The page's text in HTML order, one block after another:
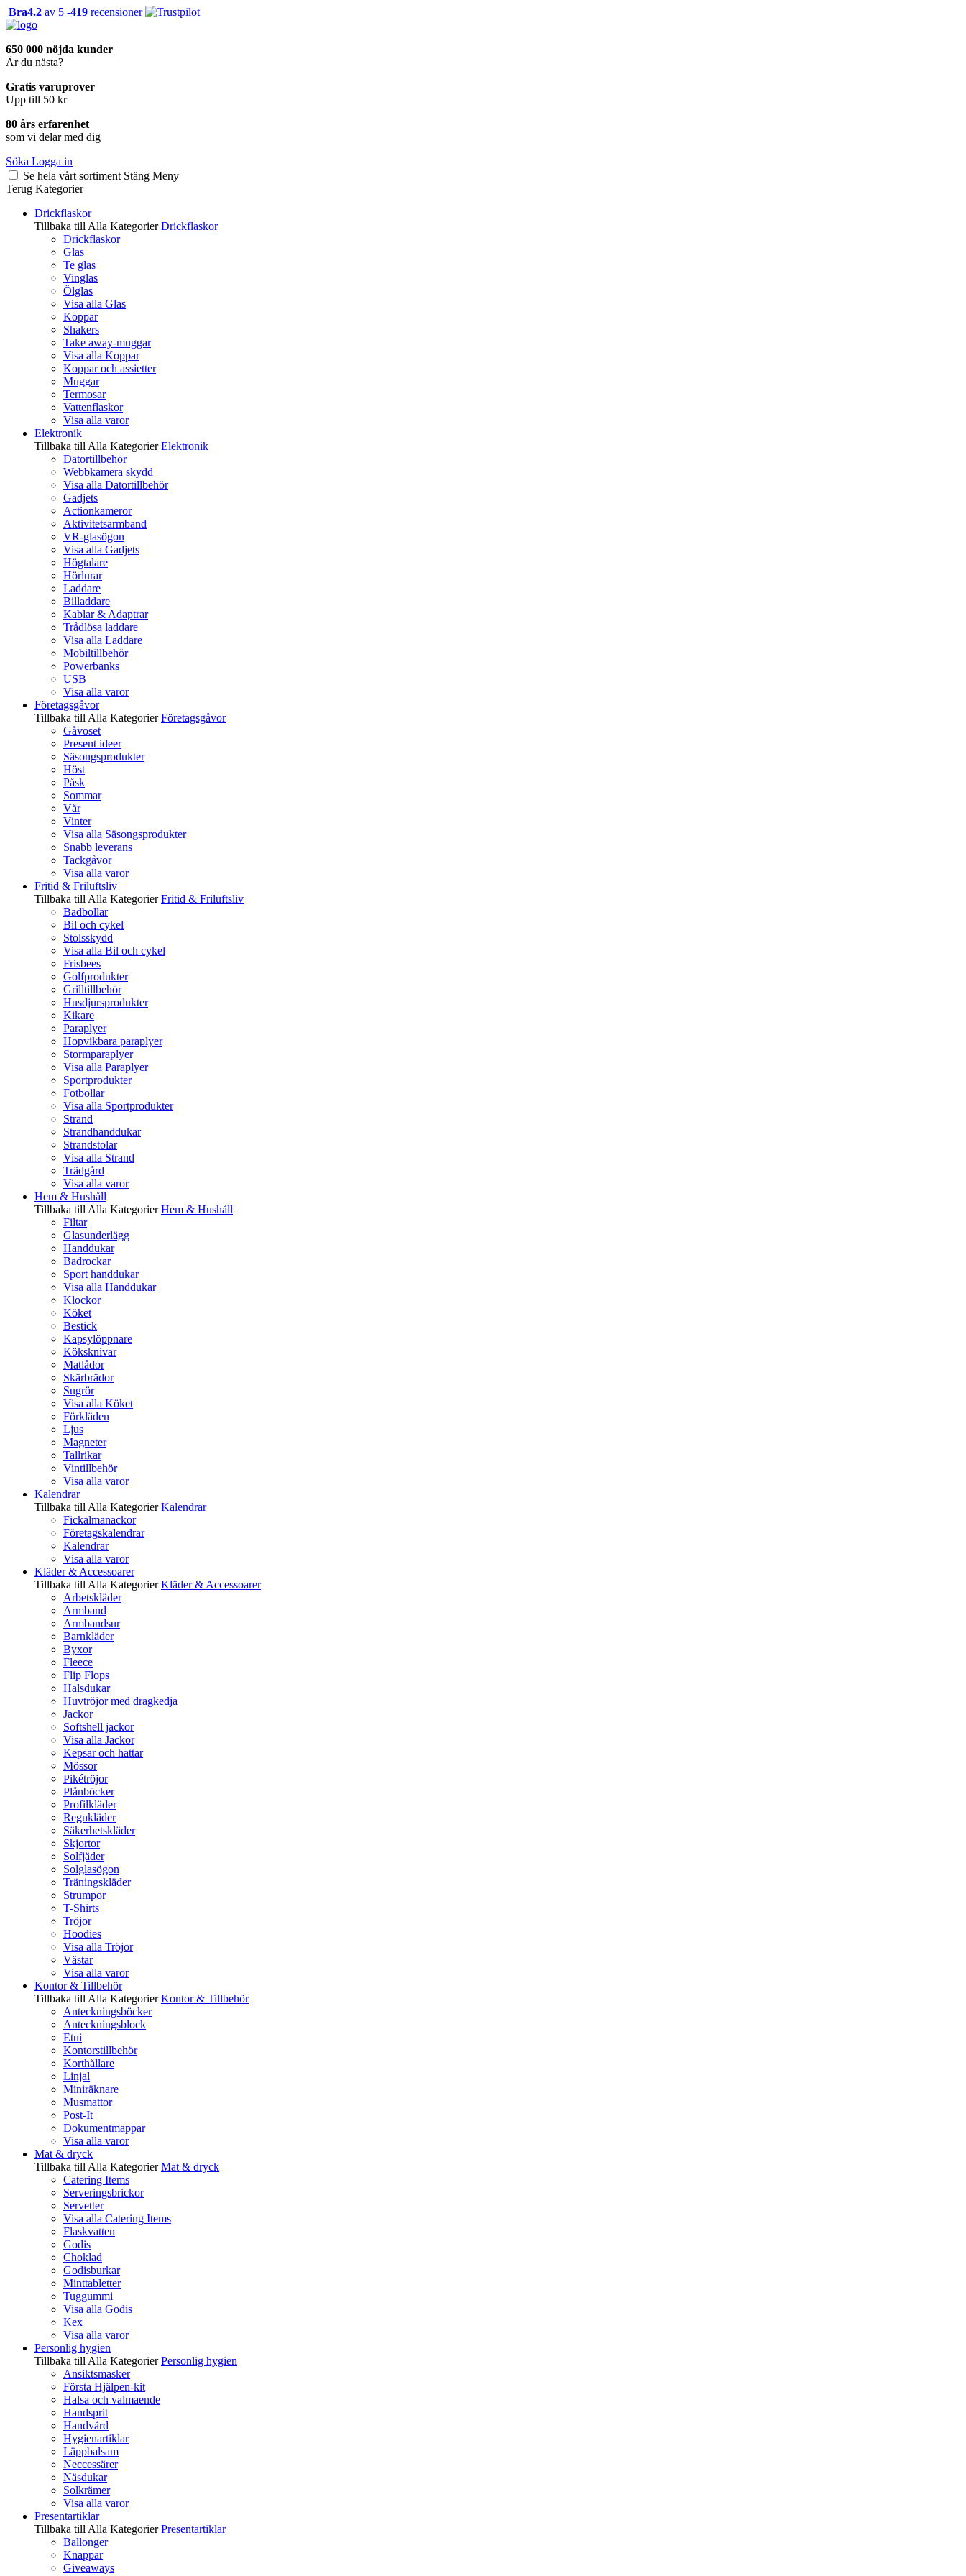
Bra4.2 av 5 -419 recensioner
650 000 nöjda kunder
Är du nästa?
Gratis varuprover
Upp till 50 kr
80 års erfarenhet
som vi delar med dig
Söka Logga in
Se hela vårt sortiment Stäng Meny
Terug Kategorier
Drickflaskor
Tillbaka till Alla Kategorier Drickflaskor
Drickflaskor
Glas
Te glas
Vinglas
Ölglas
Visa alla Glas
Koppar
Shakers
Take away-muggar
Visa alla Koppar
Koppar och assietter
Muggar
Termosar
Vattenflaskor
Visa alla varor
Elektronik
Tillbaka till Alla Kategorier Elektronik
Datortillbehör
Webbkamera skydd
Visa alla Datortillbehör
Gadjets
Actionkameror
Aktivitetsarmband
VR-glasögon
Visa alla Gadjets
Högtalare
Hörlurar
Laddare
Billaddare
Kablar & Adaptrar
Trådlösa laddare
Visa alla Laddare
Mobiltillbehör
Powerbanks
USB
Visa alla varor
Företagsgåvor
Tillbaka till Alla Kategorier Företagsgåvor
Gåvoset
Present ideer
Säsongsprodukter
Höst
Påsk
Sommar
Vår
Vinter
Visa alla Säsongsprodukter
Snabb leverans
Tackgåvor
Visa alla varor
Fritid & Friluftsliv
Tillbaka till Alla Kategorier Fritid & Friluftsliv
Badbollar
Bil och cykel
Stolsskydd
Visa alla Bil och cykel
Frisbees
Golfprodukter
Grilltillbehör
Husdjursprodukter
Kikare
Paraplyer
Hopvikbara paraplyer
Stormparaplyer
Visa alla Paraplyer
Sportprodukter
Fotbollar
Visa alla Sportprodukter
Strand
Strandhanddukar
Strandstolar
Visa alla Strand
Trädgård
Visa alla varor
Hem & Hushåll
Tillbaka till Alla Kategorier Hem & Hushåll
Filtar
Glasunderlägg
Handdukar
Badrockar
Sport handdukar
Visa alla Handdukar
Klockor
Köket
Bestick
Kapsylöppnare
Köksknivar
Matlådor
Skärbrädor
Sugrör
Visa alla Köket
Förkläden
Ljus
Magneter
Tallrikar
Vintillbehör
Visa alla varor
Kalendrar
Tillbaka till Alla Kategorier Kalendrar
Fickalmanackor
Företagskalendrar
Kalendrar
Visa alla varor
Kläder & Accessoarer
Tillbaka till Alla Kategorier Kläder & Accessoarer
Arbetskläder
Armband
Armbandsur
Barnkläder
Byxor
Fleece
Flip Flops
Halsdukar
Huvtröjor med dragkedja
Jackor
Softshell jackor
Visa alla Jackor
Kepsar och hattar
Mössor
Pikétröjor
Plånböcker
Profilkläder
Regnkläder
Säkerhetskläder
Skjortor
Solfjäder
Solglasögon
Träningskläder
Strumpor
T-Shirts
Tröjor
Hoodies
Visa alla Tröjor
Västar
Visa alla varor
Kontor & Tillbehör
Tillbaka till Alla Kategorier Kontor & Tillbehör
Anteckningsböcker
Anteckningsblock
Etui
Kontorstillbehör
Korthållare
Linjal
Miniräknare
Musmattor
Post-It
Dokumentmappar
Visa alla varor
Mat & dryck
Tillbaka till Alla Kategorier Mat & dryck
Catering Items
Serveringsbrickor
Servetter
Visa alla Catering Items
Flaskvatten
Godis
Choklad
Godisburkar
Minttabletter
Tuggummi
Visa alla Godis
Kex
Visa alla varor
Personlig hygien
Tillbaka till Alla Kategorier Personlig hygien
Ansiktsmasker
Första Hjälpen-kit
Halsa och valmaende
Handsprit
Handvård
Hygienartiklar
Läppbalsam
Neccessärer
Näsdukar
Solkrämer
Visa alla varor
Presentartiklar
Tillbaka till Alla Kategorier Presentartiklar
Ballonger
Knappar
Giveaways